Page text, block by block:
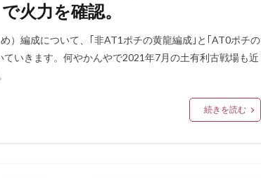
火力を確認。
）編成について、｢非AT1ポチの黄龍編成｣と｢AT0ポチの
いきます。何やかんやで2021年7月の土有利古戦場も近
続きを読む